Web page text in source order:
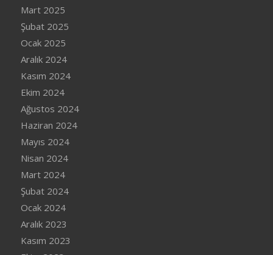
Mart 2025
Şubat 2025
Ocak 2025
Aralık 2024
Kasım 2024
Ekim 2024
Ağustos 2024
Haziran 2024
Mayıs 2024
Nisan 2024
Mart 2024
Şubat 2024
Ocak 2024
Aralık 2023
Kasım 2023